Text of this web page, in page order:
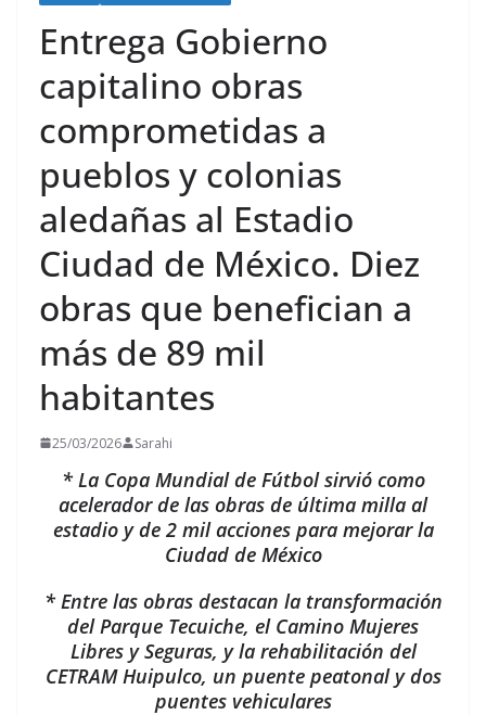
Entrega Gobierno
capitalino obras
comprometidas a
pueblos y colonias
aledañas al Estadio
Ciudad de México. Diez
obras que benefician a
más de 89 mil
habitantes
25/03/2026 Sarahi
* La Copa Mundial de Fútbol sirvió como
acelerador de las obras de última milla al
estadio y de 2 mil acciones para mejorar la
Ciudad de México
* Entre las obras destacan la transformación
del Parque Tecuiche, el Camino Mujeres
Libres y Seguras, y la rehabilitación del
CETRAM Huipulco, un puente peatonal y dos
puentes vehiculares